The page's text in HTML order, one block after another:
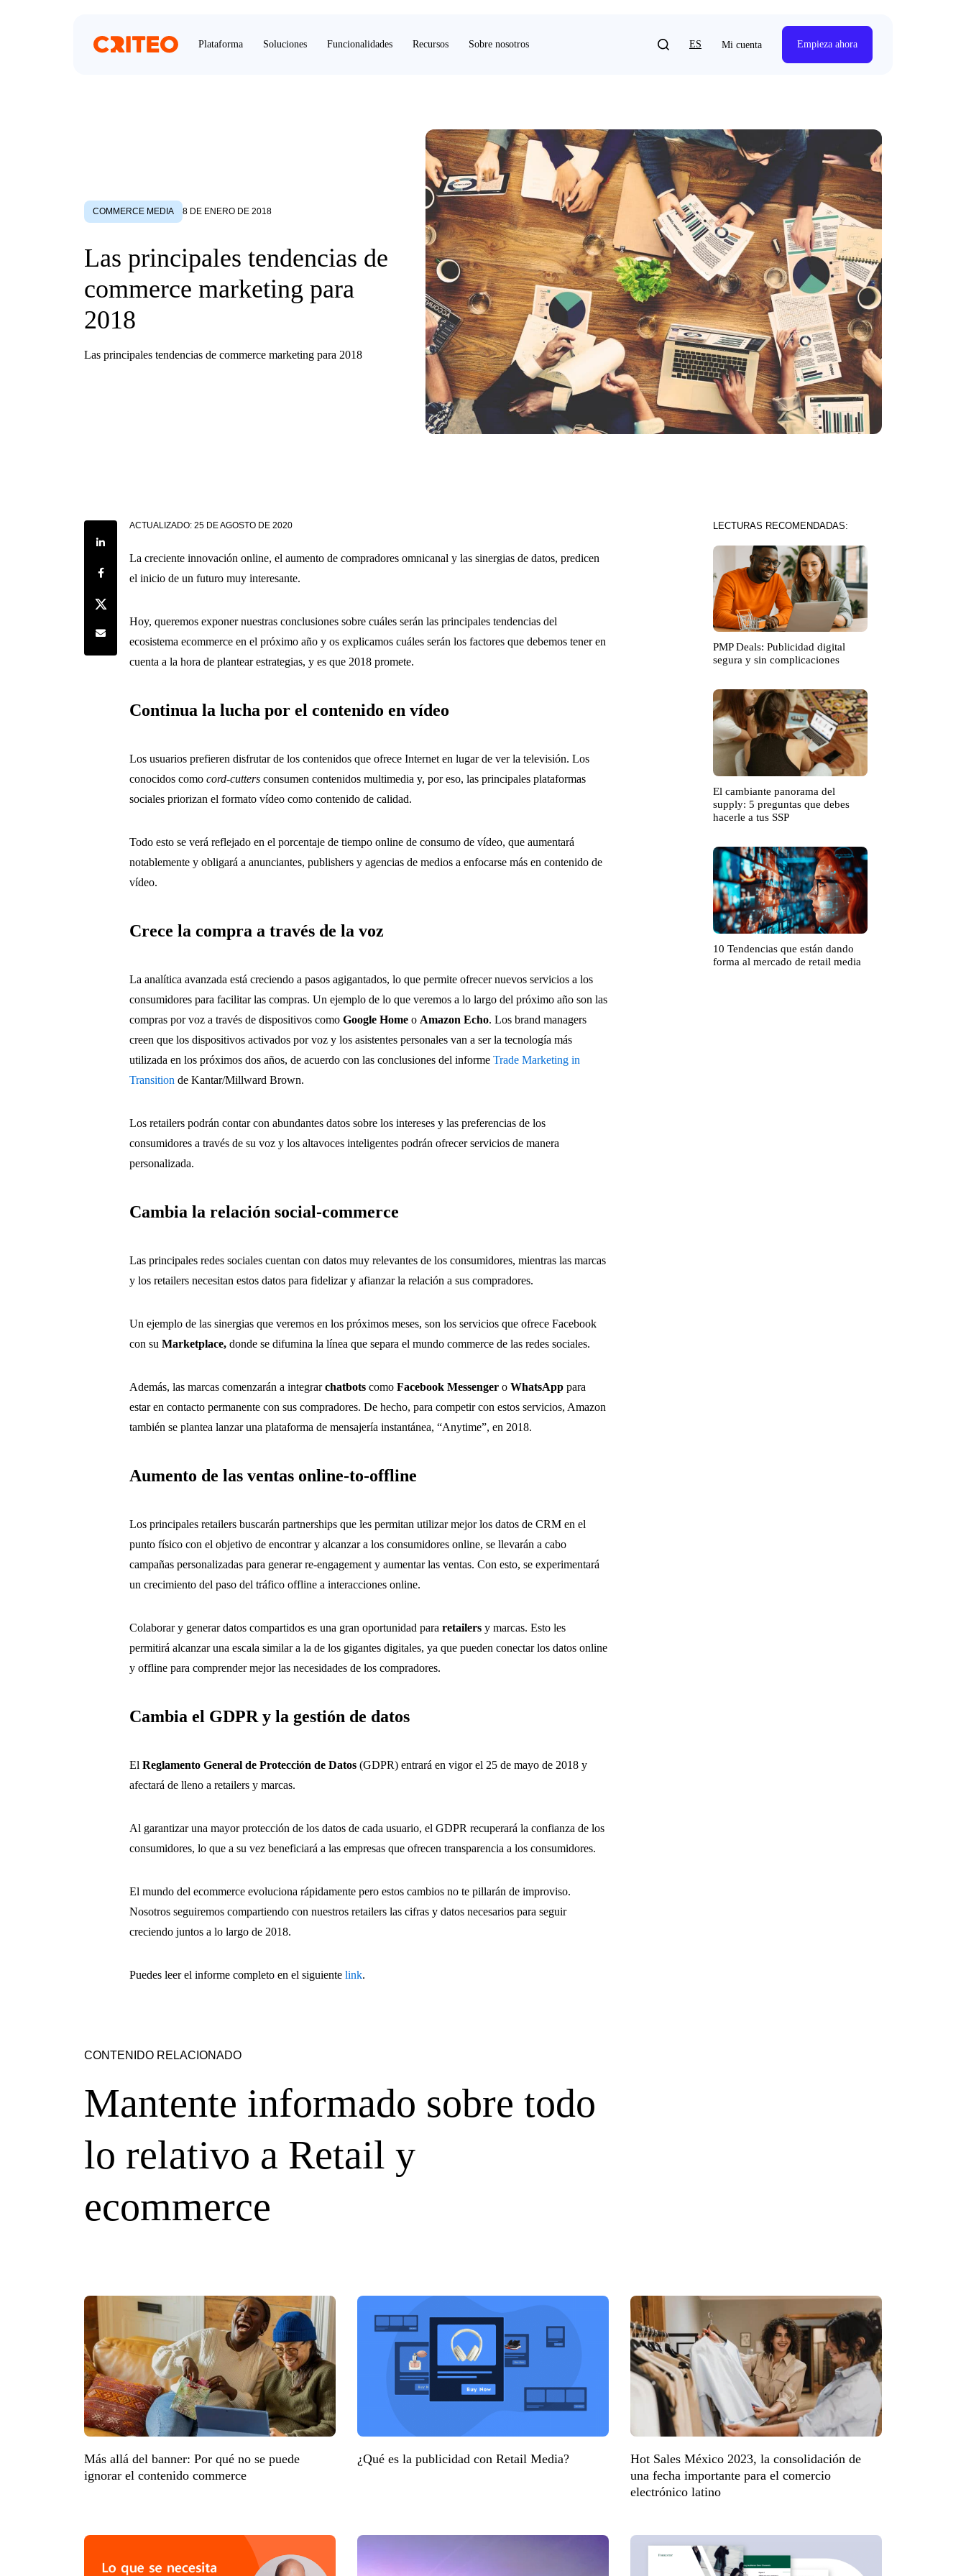
Plataforma Soluciones Funcionalidades Recursos Sobre nosotros ES Mi cuenta Empieza ahora
COMMERCE MEDIA 8 DE ENERO DE 2018
Las principales tendencias de
commerce marketing para
2018
Las principales tendencias de commerce marketing para 2018
Share on LinkedIn
Share on Facebook
Share on Twitter
Share by e-mail
ACTUALIZADO: 25 DE AGOSTO DE 2020
La creciente innovación online, el aumento de compradores omnicanal y las sinergias de datos, predicen
el inicio de un futuro muy interesante.
Hoy, queremos exponer nuestras conclusiones sobre cuáles serán las principales tendencias del
ecosistema ecommerce en el próximo año y os explicamos cuáles serán los factores que debemos tener en
cuenta a la hora de plantear estrategias, y es que 2018 promete.
Continua la lucha por el contenido en vídeo
Los usuarios prefieren disfrutar de los contenidos que ofrece Internet en lugar de ver la televisión. Los
conocidos comocord-cutters consumen contenidos multimedia y, por eso, las principales plataformas
sociales priorizan el formato vídeo como contenido de calidad.
Todo esto se verá reflejado en el porcentaje de tiempo online de consumo de vídeo, que aumentará
notablemente y obligará a anunciantes, publishers y agencias de medios a enfocarse más en contenido de
vídeo.
Crece la compra a través de la voz
La analítica avanzada está creciendo a pasos agigantados, lo que permite ofrecer nuevos servicios a los
consumidores para facilitar las compras. Un ejemplo de lo que veremos a lo largo del próximo año son las
compras por voz a través de dispositivos comoGoogle Home o Amazon Echo. Los brand managers
creen que los dispositivos activados por voz y los asistentes personales van a ser la tecnología más
utilizada en los próximos dos años, de acuerdo con las conclusiones del informeTrade Marketing in
Transition de Kantar/Millward Brown.
Los retailers podrán contar con abundantes datos sobre los intereses y las preferencias de los
consumidores a través de su voz y los altavoces inteligentes podrán ofrecer servicios de manera
personalizada.
Cambia la relación social-commerce
Las principales redes sociales cuentan con datos muy relevantes de los consumidores, mientras las marcas
y los retailers necesitan estos datos para fidelizar y afianzar la relación a sus compradores.
Un ejemplo de las sinergias que veremos en los próximos meses, son los servicios que ofrece Facebook
con suMarketplace,donde se difumina la línea que separa el mundo commerce de las redes sociales.
Además, las marcas comenzarán a integrarchatbotscomoFacebook Messenger oWhatsApppara
estar en contacto permanente con sus compradores. De hecho, para competir con estos servicios, Amazon
también se plantea lanzar una plataforma de mensajería instantánea, “Anytime”, en 2018.
Aumento de las ventas online-to-offline
Los principales retailers buscarán partnerships que les permitan utilizar mejor los datos de CRM en el
punto físico con el objetivo de encontrar y alcanzar a los consumidores online, se llevarán a cabo
campañas personalizadas para generar re-engagement y aumentar las ventas. Con esto, se experimentará
un crecimiento del paso del tráfico offline a interacciones online.
Colaborar y generar datos compartidos es una gran oportunidad pararetailersy marcas. Esto les
permitirá alcanzar una escala similar a la de los gigantes digitales, ya que pueden conectar los datos online
y offline para comprender mejor las necesidades de los compradores.
Cambia el GDPR y la gestión de datos
ElReglamento General de Protección de Datos (GDPR) entrará en vigor el 25 de mayo de 2018 y
afectará de lleno a retailers y marcas.
Al garantizar una mayor protección de los datos de cada usuario, el GDPR recuperará la confianza de los
consumidores, lo que a su vez beneficiará a las empresas que ofrecen transparencia a los consumidores.
El mundo del ecommerce evoluciona rápidamente pero estos cambios no te pillarán de improviso.
Nosotros seguiremos compartiendo con nuestros retailers las cifras y datos necesarios para seguir
creciendo juntos a lo largo de 2018.
Puedes leer el informe completo en el siguientelink.
LECTURAS RECOMENDADAS:
PMP Deals: Publicidad digital
segura y sin complicaciones
El cambiante panorama del
supply: 5 preguntas que debes
hacerle a tus SSP
10 Tendencias que están dando
forma al mercado de retail media
CONTENIDO RELACIONADO
Mantente informado sobre todo
lo relativo a Retail y
ecommerce
Más allá del banner: Por qué no se puede
ignorar el contenido commerce
¿Qué es la publicidad con Retail Media?
Hot Sales México 2023, la consolidación de
una fecha importante para el comercio
electrónico latino